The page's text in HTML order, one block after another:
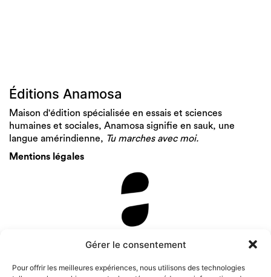
Gérer le consentement
Pour offrir les meilleures expériences, nous utilisons des technologies
Éditions Anamosa
Maison d'édition spécialisée en essais et sciences
humaines et sociales, Anamosa signifie en sauk, une
langue amérindienne, Tu marches avec moi.
Mentions légales